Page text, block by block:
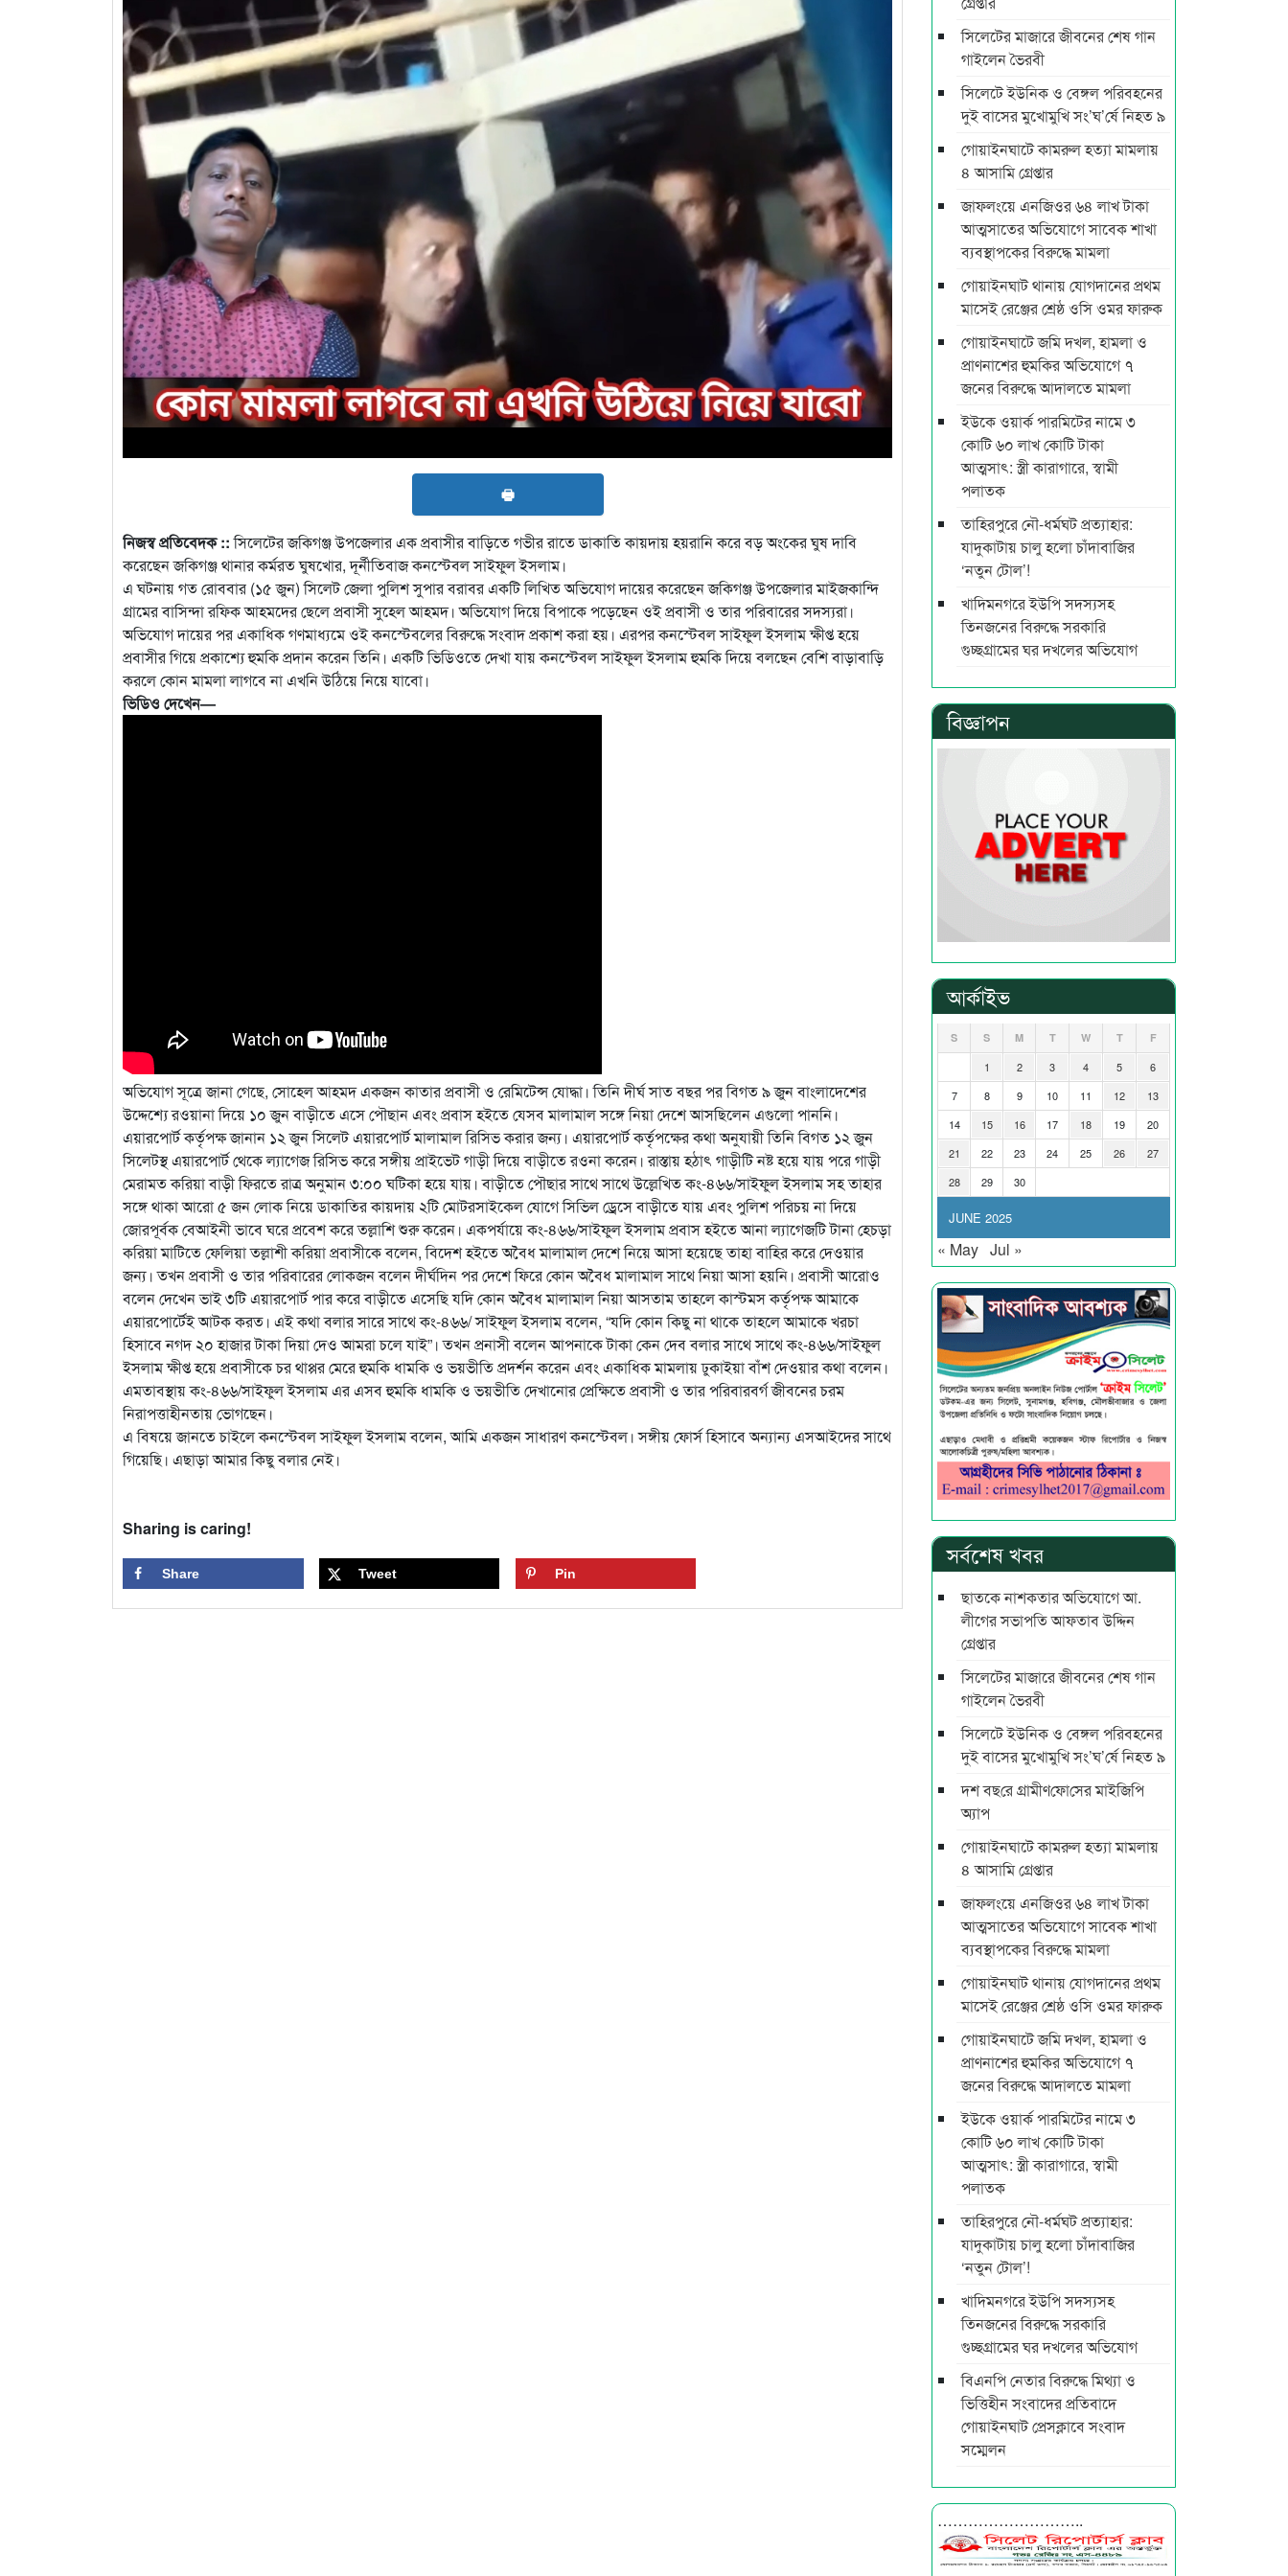
🖶
নিজস্ব প্রতিবেদক ::সিলেটের জকিগঞ্জ উপজেলার এক প্রবাসীর বাড়িতে গভীর রাতে ডাকাতি কায়দায় হয়রানি করে বড় অংকের ঘুষ দাবি
করেছেন জকিগঞ্জ থানার কর্মরত ঘুষখোর, দূর্নীতিবাজ কনস্টেবল সাইফুল ইসলাম।
এ ঘটনায় গত রোববার (১৫ জুন) সিলেট জেলা পুলিশ সুপার বরাবর একটি লিখিত অভিযোগ দায়ের করেছেন জকিগঞ্জ উপজেলার মাইজকান্দি
গ্রামের বাসিন্দা রফিক আহমদের ছেলে প্রবাসী সুহেল আহমদ। অভিযোগ দিয়ে বিপাকে পড়েছেন ওই প্রবাসী ও তার পরিবারের সদস্যরা।
অভিযোগ দায়ের পর একাধিক গণমাধ্যমে ওই কনস্টেবলের বিরুদ্ধে সংবাদ প্রকাশ করা হয়। এরপর কনস্টেবল সাইফুল ইসলাম ক্ষীপ্ত হয়ে
প্রবাসীর গিয়ে প্রকাশ্যে হুমকি প্রদান করেন তিনি। একটি ভিডিওতে দেখা যায় কনস্টেবল সাইফুল ইসলাম হুমকি দিয়ে বলছেন বেশি বাড়াবাড়ি
করলে কোন মামলা লাগবে না এখনি উঠিয়ে নিয়ে যাবো।
ভিডিও দেখেন—
অভিযোগ সূত্রে জানা গেছে, সোহেল আহমদ একজন কাতার প্রবাসী ও রেমিটেন্স যোদ্ধা। তিনি দীর্ঘ সাত বছর পর বিগত ৯ জুন বাংলাদেশের
উদ্দেশ্যে রওয়ানা দিয়ে ১০ জুন বাড়ীতে এসে পৌছান এবং প্রবাস হইতে যেসব মালামাল সঙ্গে নিয়া দেশে আসছিলেন এগুলো পাননি।
এয়ারপোর্ট কর্তৃপক্ষ জানান ১২ জুন সিলেট এয়ারপোর্ট মালামাল রিসিভ করার জন্য। এয়ারপোর্ট কর্তৃপক্ষের কথা অনুযায়ী তিনি বিগত ১২ জুন
সিলেটস্থ এয়ারপোর্ট থেকে ল্যাগেজ রিসিভ করে সঙ্গীয় প্রাইভেট গাড়ী দিয়ে বাড়ীতে রওনা করেন। রাস্তায় হঠাৎ গাড়ীটি নষ্ট হয়ে যায় পরে গাড়ী
মেরামত করিয়া বাড়ী ফিরতে রাত্র অনুমান ৩:০০ ঘটিকা হয়ে যায়। বাড়ীতে পৌছার সাথে সাথে উল্লেখিত কং-৪৬৬/সাইফুল ইসলাম সহ তাহার
সঙ্গে থাকা আরো ৫ জন লোক নিয়ে ডাকাতির কায়দায় ২টি মোটরসাইকেল যোগে সিভিল ড্রেসে বাড়ীতে যায় এবং পুলিশ পরিচয় না দিয়ে
জোরপূর্বক বেআইনী ভাবে ঘরে প্রবেশ করে তল্লাশি শুরু করেন। একপর্যায়ে কং-৪৬৬/সাইফুল ইসলাম প্রবাস হইতে আনা ল্যাগেজটি টানা হেচড়া
করিয়া মাটিতে ফেলিয়া তল্লাশী করিয়া প্রবাসীকে বলেন, বিদেশ হইতে অবৈধ মালামাল দেশে নিয়ে আসা হয়েছে তাহা বাহির করে দেওয়ার
জন্য। তখন প্রবাসী ও তার পরিবারের লোকজন বলেন দীর্ঘদিন পর দেশে ফিরে কোন অবৈধ মালামাল সাথে নিয়া আসা হয়নি। প্রবাসী আরোও
বলেন দেখেন ভাই ৩টি এয়ারপোর্ট পার করে বাড়ীতে এসেছি যদি কোন অবৈধ মালামাল নিয়া আসতাম তাহলে কাস্টমস কর্তৃপক্ষ আমাকে
এয়ারপোর্টেই আটক করত। এই কথা বলার সারে সাথে কং-৪৬৬/ সাইফুল ইসলাম বলেন, “যদি কোন কিছু না থাকে তাহলে আমাকে খরচা
হিসাবে নগদ ২০ হাজার টাকা দিয়া দেও আমরা চলে যাই”। তখন প্রনাসী বলেন আপনাকে টাকা কেন দেব বলার সাথে সাথে কং-৪৬৬/সাইফুল
ইসলাম ক্ষীপ্ত হয়ে প্রবাসীকে চর থাপ্পর মেরে হুমকি ধামকি ও ভয়ভীতি প্রদর্শন করেন এবং একাধিক মামলায় ঢুকাইয়া বাঁশ দেওয়ার কথা বলেন।
এমতাবস্থায় কং-৪৬৬/সাইফুল ইসলাম এর এসব হুমকি ধামকি ও ভয়ভীতি দেখানোর প্রেক্ষিতে প্রবাসী ও তার পরিবারবর্গ জীবনের চরম
নিরাপত্তাহীনতায় ভোগছেন।
এ বিষয়ে জানতে চাইলে কনস্টেবল সাইফুল ইসলাম বলেন, আমি একজন সাধারণ কনস্টেবল। সঙ্গীয় ফোর্স হিসাবে অন্যান্য এসআইদের সাথে
গিয়েছি। এছাড়া আমার কিছু বলার নেই।
Sharing is caring!
Share Tweet Pin
সিলেটের মাজারে জীবনের শেষ গান
গাইলেন ভৈরবী
সিলেটে ইউনিক ও বেঙ্গল পরিবহনের
দুই বাসের মুখোমুখি সং’ঘ’র্ষে নিহত ৯
গোয়াইনঘাটে কামরুল হত্যা মামলায়
৪ আসামি গ্রেপ্তার
জাফলংয়ে এনজিওর ৬৪ লাখ টাকা
আত্মসাতের অভিযোগে সাবেক শাখা
ব্যবস্থাপকের বিরুদ্ধে মামলা
গোয়াইনঘাট থানায় যোগদানের প্রথম
মাসেই রেঞ্জের শ্রেষ্ঠ ওসি ওমর ফারুক
গোয়াইনঘাটে জমি দখল, হামলা ও
প্রাণনাশের হুমকির অভিযোগে ৭
জনের বিরুদ্ধে আদালতে মামলা
ইউকে ওয়ার্ক পারমিটের নামে ৩
কোটি ৬০ লাখ কোটি টাকা
আত্মসাৎ: স্ত্রী কারাগারে, স্বামী
পলাতক
তাহিরপুরে নৌ-ধর্মঘট প্রত্যাহার:
যাদুকাটায় চালু হলো চাঁদাবাজির
‘নতুন টোল’!
খাদিমনগরে ইউপি সদস্যসহ
তিনজনের বিরুদ্ধে সরকারি
গুচ্ছগ্রামের ঘর দখলের অভিযোগ
বিজ্ঞাপন
আর্কাইভ
JUNE 2025
S S M T W T F
1 2 3 4 5
6
7
8 9 10 11 12
13
14
15 16 17 18 19
20
21
22 23 24 25 26
27
28
29 30
« May Jul »
সর্বশেষ খবর
ছাতকে নাশকতার অভিযোগে আ.
লীগের সভাপ‌তি আফতাব উদ্দিন
গ্রেপ্তার
সিলেটের মাজারে জীবনের শেষ গান
গাইলেন ভৈরবী
সিলেটে ইউনিক ও বেঙ্গল পরিবহনের
দুই বাসের মুখোমুখি সং’ঘ’র্ষে নিহত ৯
দশ বছ‌রে গ্রামীণ‌ফো‌সের মাইজিপি
অ্যাপ
গোয়াইনঘাটে কামরুল হত্যা মামলায়
৪ আসামি গ্রেপ্তার
জাফলংয়ে এনজিওর ৬৪ লাখ টাকা
আত্মসাতের অভিযোগে সাবেক শাখা
ব্যবস্থাপকের বিরুদ্ধে মামলা
গোয়াইনঘাট থানায় যোগদানের প্রথম
মাসেই রেঞ্জের শ্রেষ্ঠ ওসি ওমর ফারুক
গোয়াইনঘাটে জমি দখল, হামলা ও
প্রাণনাশের হুমকির অভিযোগে ৭
জনের বিরুদ্ধে আদালতে মামলা
ইউকে ওয়ার্ক পারমিটের নামে ৩
কোটি ৬০ লাখ কোটি টাকা
আত্মসাৎ: স্ত্রী কারাগারে, স্বামী
পলাতক
তাহিরপুরে নৌ-ধর্মঘট প্রত্যাহার:
যাদুকাটায় চালু হলো চাঁদাবাজির
‘নতুন টোল’!
খাদিমনগরে ইউপি সদস্যসহ
তিনজনের বিরুদ্ধে সরকারি
গুচ্ছগ্রামের ঘর দখলের অভিযোগ
বিএনপি নেতার বিরুদ্ধে মিথ্যা ও
ভিত্তিহীন সংবাদের প্রতিবাদে
গোয়াইনঘাট প্রেসক্লাবে সংবাদ
সম্মেলন
………………………..